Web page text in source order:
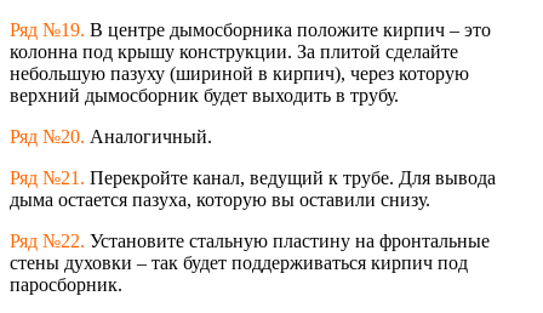
Ряд №19. В центре дымосборника положите кирпич – это
колонна под крышу конструкции. За плитой сделайте
небольшую пазуху (шириной в кирпич), через которую
верхний дымосборник будет выходить в трубу.
Ряд №20. Аналогичный.
Ряд №21. Перекройте канал, ведущий к трубе. Для вывода
дыма остается пазуха, которую вы оставили снизу.
Ряд №22. Установите стальную пластину на фронтальные
стены духовки – так будет поддерживаться кирпич под
паросборник.